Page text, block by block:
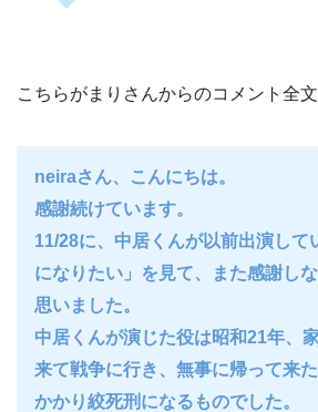
こちらがまりさんからのコメント全
neiraさん、こんにちは。
感謝続けています。
11/28に、中居くんが以前出演して
になりたい」を見て、また感謝し
思いました。
中居くんが演じた役は昭和21年、
来て戦争に行き、無事に帰って来
かかり絞死刑になるものでした。